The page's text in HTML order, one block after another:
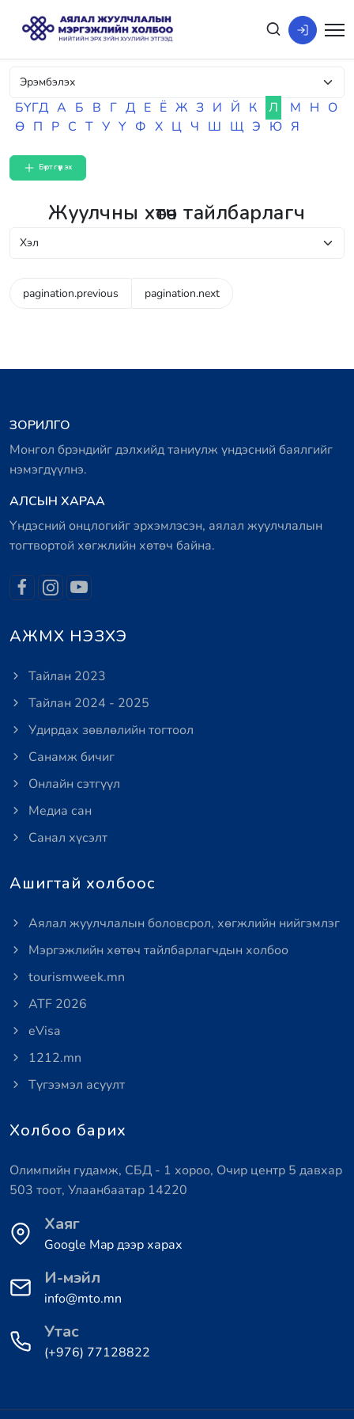
БҮГД А Б В Г Д Е Ё Ж З И Й К Л М Н О
Ө П Р С Т У Ү Ф Х Ц Ч Ш Щ Э Ю Я
Бүртгүүлэх
Жуулчны хөтөч тайлбарлагч
pagination.previous pagination.next
ЗОРИЛГО
Монгол брэндийг дэлхийд таниулж үндэсний баялгийг
нэмэгдүүлнэ.
АЛСЫН ХАРАА
Үндэсний онцлогийг эрхэмлэсэн, аялал жуулчлалын
тогтвортой хөгжлийн хөтөч байна.
АЖМХ НЭЗХЭ
Тайлан 2023
Тайлан 2024 - 2025
Удирдах зөвлөлийн тогтоол
Санамж бичиг
Онлайн сэтгүүл
Медиа сан
Санал хүсэлт
Ашигтай холбоос
Аялал жуулчлалын боловсрол, хөгжлийн нийгэмлэг
Мэргэжлийн хөтөч тайлбарлагчдын холбоо
tourismweek.mn
ATF 2026
eVisa
1212.mn
Түгээмэл асуулт
Холбоо барих
Олимпийн гудамж, СБД - 1 хороо, Очир центр 5 давхар
503 тоот, Улаанбаатар 14220
Хаяг
Google Map дээр харах
И-мэйл
info@mto.mn
Утас
(+976) 77128822